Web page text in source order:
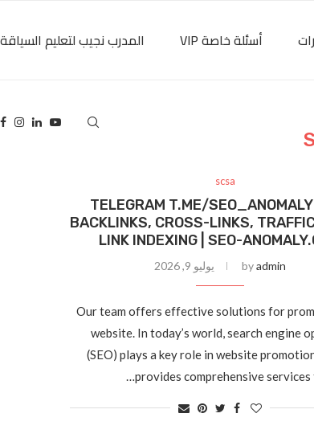
أسئلة خاصة VIP المدرب نجيب لتعليم السياقة
scsa
TELEGRAM T.ME/
BACKLINKS, CROSS-LINKS,
LINK INDEXING | SEO-
byadmin يوليو 9, 2026
Our team offers effective solutions for
website. In today’s world, search engine
(SEO) plays a key role in website
provides comprehensive services